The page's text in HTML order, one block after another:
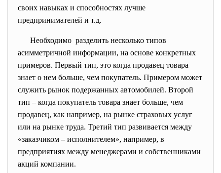
своих навыках и способностях лучше
предпринимателей и т.д.
Необходимо разделить несколько типов
асимметричной информации, на основе конкретных
примеров. Первый тип, это когда продавец товара
знает о нем больше, чем покупатель. Примером может
служить рынок подержанных автомобилей. Второй
тип – когда покупатель товара знает больше, чем
продавец, как например, на рынке страховых услуг
или на рынке труда. Третий тип развивается между
«заказчиком – исполнителем», например, в
предприятиях между менеджерами и собственниками
акций компании.